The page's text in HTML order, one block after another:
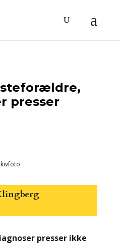
presser
presser ikke